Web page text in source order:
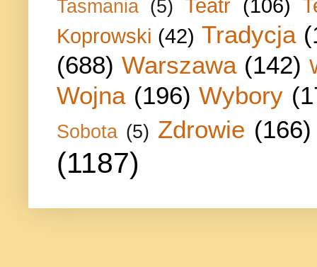
Tasmania (5) Teatr (106)
Koprowski (42) Tradycja
(688) Warszawa (142)
Wojna (196) Wybory
Sobota (5) Zdrowie (166)
(1187)